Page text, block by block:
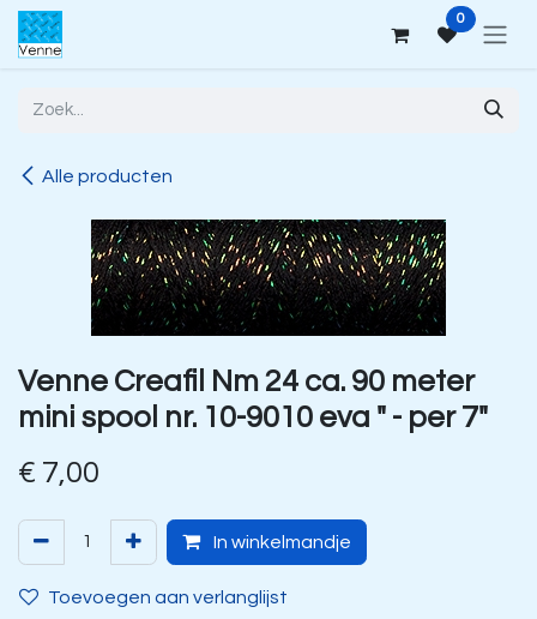
Overslaan naar inhoud 0
Alle producten
Venne Creafil Nm 24 ca. 90 meter
mini spool nr. 10-9010 eva " - per 7"
€ 7,00
In winkelmandje
Toevoegen aan verlanglijst